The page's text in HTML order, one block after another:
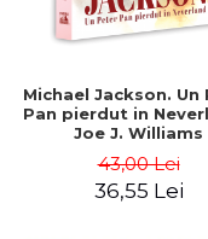
Michael Jackson. Un
Pan pierdut in
Joe J. Williams
43,00 Lei
36,55 Lei